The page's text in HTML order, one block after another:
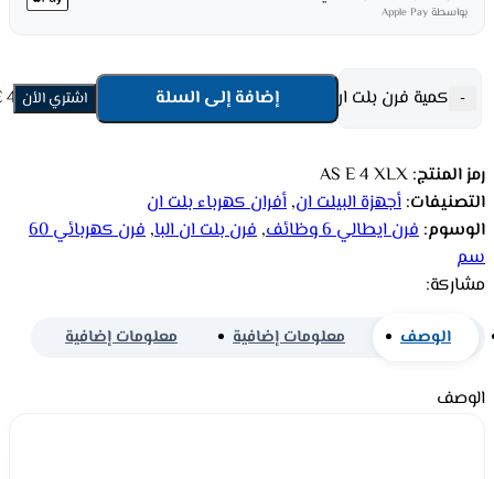
بواسطة Apple Pay
- كمية فرن بلت ان البا كهرباء 60 سم 6 وظائف - ايطالي AS E 4 XLXإضافة إلى السلة اشتري الأن
رمز المنتج: AS E 4 XLX
التصنيفات: أجهزة البيلت ان, أفران كهرباء بلت ان
الوسوم: فرن ايطالي 6 وظائف , فرن بلت ان البا,
فرن كهربائي 60
سم
مشاركة:
الوصف معلومات إضافية معلومات إضافية
الوصف